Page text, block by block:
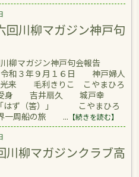
回川柳マガジン神戸句
柳マガジン神戸句会報告
９月１６日 神戸婦人
来 毛利きりこ こやまひろ
吉井扇久 城戸幸
（筈）」 こやまひろ
一周船の旅 ... 【続きを読む】
川柳マガジンクラブ高